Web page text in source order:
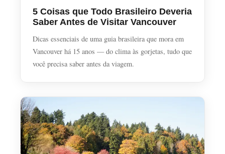
5 Coisas que Todo Brasileiro Deveria
Saber Antes de Visitar Vancouver
Dicas essenciais de uma guia brasileira que mora em
Vancouver há 15 anos — do clima às gorjetas, tudo que
você precisa saber antes da viagem.